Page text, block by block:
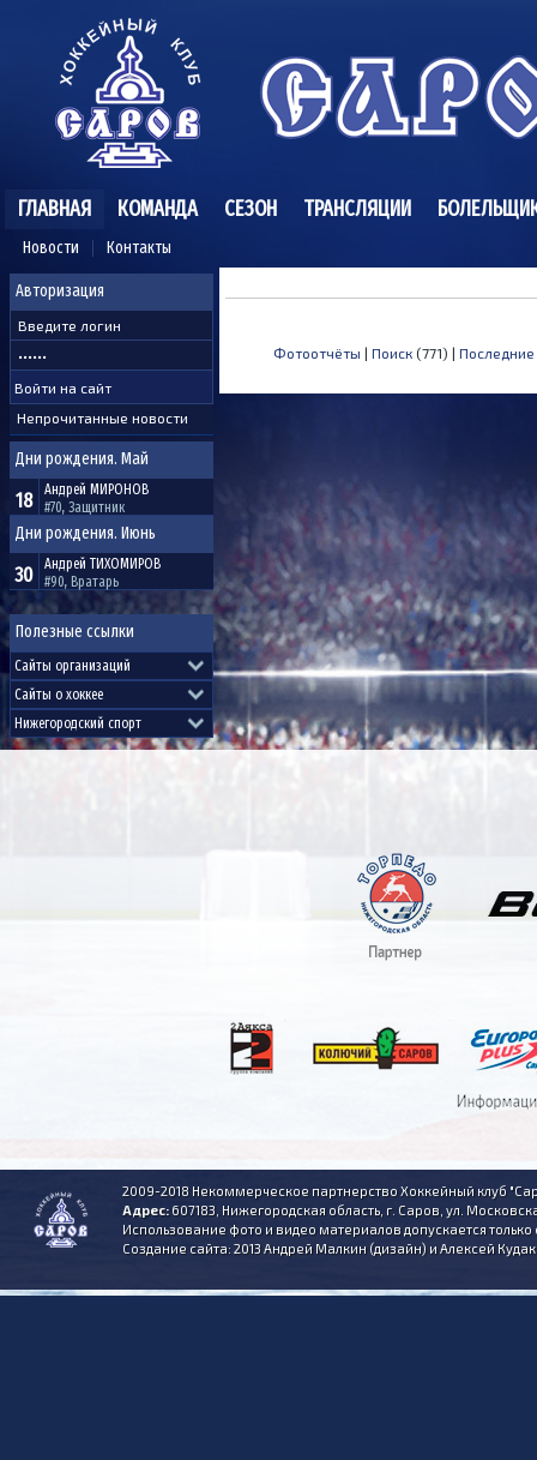
ГЛАВНАЯ
Новости Контакты
КОМАНДА СЕЗОН ТРАНСЛЯЦИИ
Авторизация
Непрочитанные новости
Дни рождения. Май
18 Андрей МИРОНОВ
#70, Защитник
Дни рождения. Июнь
30 Андрей ТИХОМИРОВ
#90, Вратарь
Полезные ссылки
Фотоотчёты | Поиск (771) |
2009-2018 Некоммерческое партнерство Хоккейный клуб
Адрес:607183, Нижегородская область, г. Саров, ул.
Использование фото и видео материалов допускается
Создание сайта: 2013 Андрей Малкин (дизайн) и Алексей